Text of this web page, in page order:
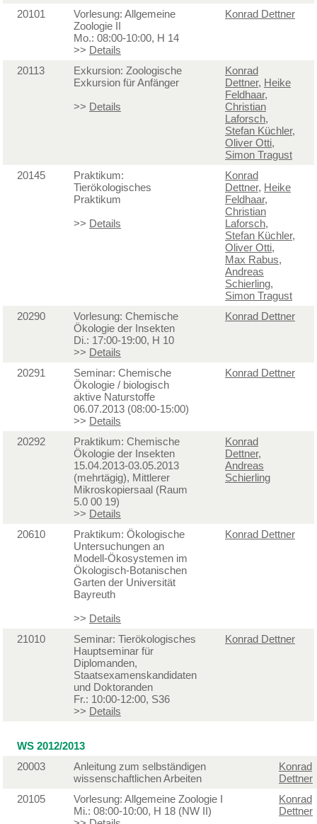
20101
Vorlesung: Allgemeine
Zoologie II
Mo.: 08:00-10:00, H 14
>> Details
Konrad Dettner
20113
Exkursion: Zoologische
Exkursion für Anfänger
>> Details
Konrad
Dettner, Heike
Feldhaar,
Christian
Laforsch,
Stefan Küchler,
Oliver Otti,
Simon Tragust
20145
Praktikum:
Tierökologisches
Praktikum
>> Details
Konrad
Dettner, Heike
Feldhaar,
Christian
Laforsch,
Stefan Küchler,
Oliver Otti,
Max Rabus,
Andreas
Schierling,
Simon Tragust
20290
Vorlesung: Chemische
Ökologie der Insekten
Di.: 17:00-19:00, H 10
>> Details
Konrad Dettner
20291
Seminar: Chemische
Ökologie / biologisch
aktive Naturstoffe
06.07.2013 (08:00-15:00)
>> Details
Konrad Dettner
20292
Praktikum: Chemische
Ökologie der Insekten
15.04.2013-03.05.2013
(mehrtägig), Mittlerer
Mikroskopiersaal (Raum
5.0 00 19)
>> Details
Konrad
Dettner,
Andreas
Schierling
20610
Praktikum: Ökologische
Untersuchungen an
Modell-Ökosystemen im
Ökologisch-Botanischen
Garten der Universität
Bayreuth
>> Details
Konrad Dettner
21010
Seminar: Tierökologisches
Hauptseminar für
Diplomanden,
Staatsexamenskandidaten
und Doktoranden
Fr.: 10:00-12:00, S36
>> Details
Konrad Dettner
WS 2012/2013
20003
Anleitung zum selbständigen
wissenschaftlichen Arbeiten
Konrad
Dettner
20105
Vorlesung: Allgemeine Zoologie I
Mi.: 08:00-10:00, H 18 (NW II)
Konrad
Dettner